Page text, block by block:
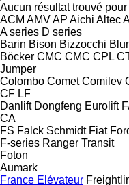
Aucun résultat trouvé
ACM AMVAP Aichi Altec
A series D series
Barin Bison Bizzocchi
Böcker CMC CMC CPL
Jumper
Colombo Comet Comilev
CF LF
Danlift Dongfeng Eurolift
CA
FS Falck Schmidt Fiat
F-series Ranger Transit
Foton
Aumark
France Elévateur